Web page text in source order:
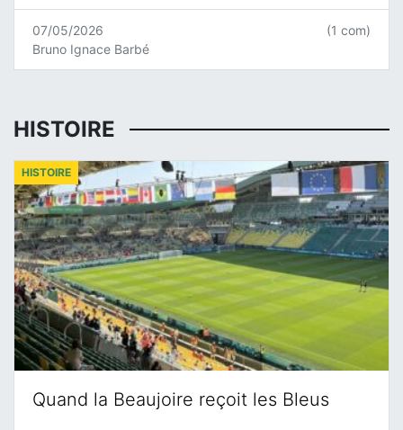
07/05/2026
Bruno Ignace Barbé
(1 com)
HISTOIRE
Quand la Beaujoire reçoit les Bleus
HISTOIRE